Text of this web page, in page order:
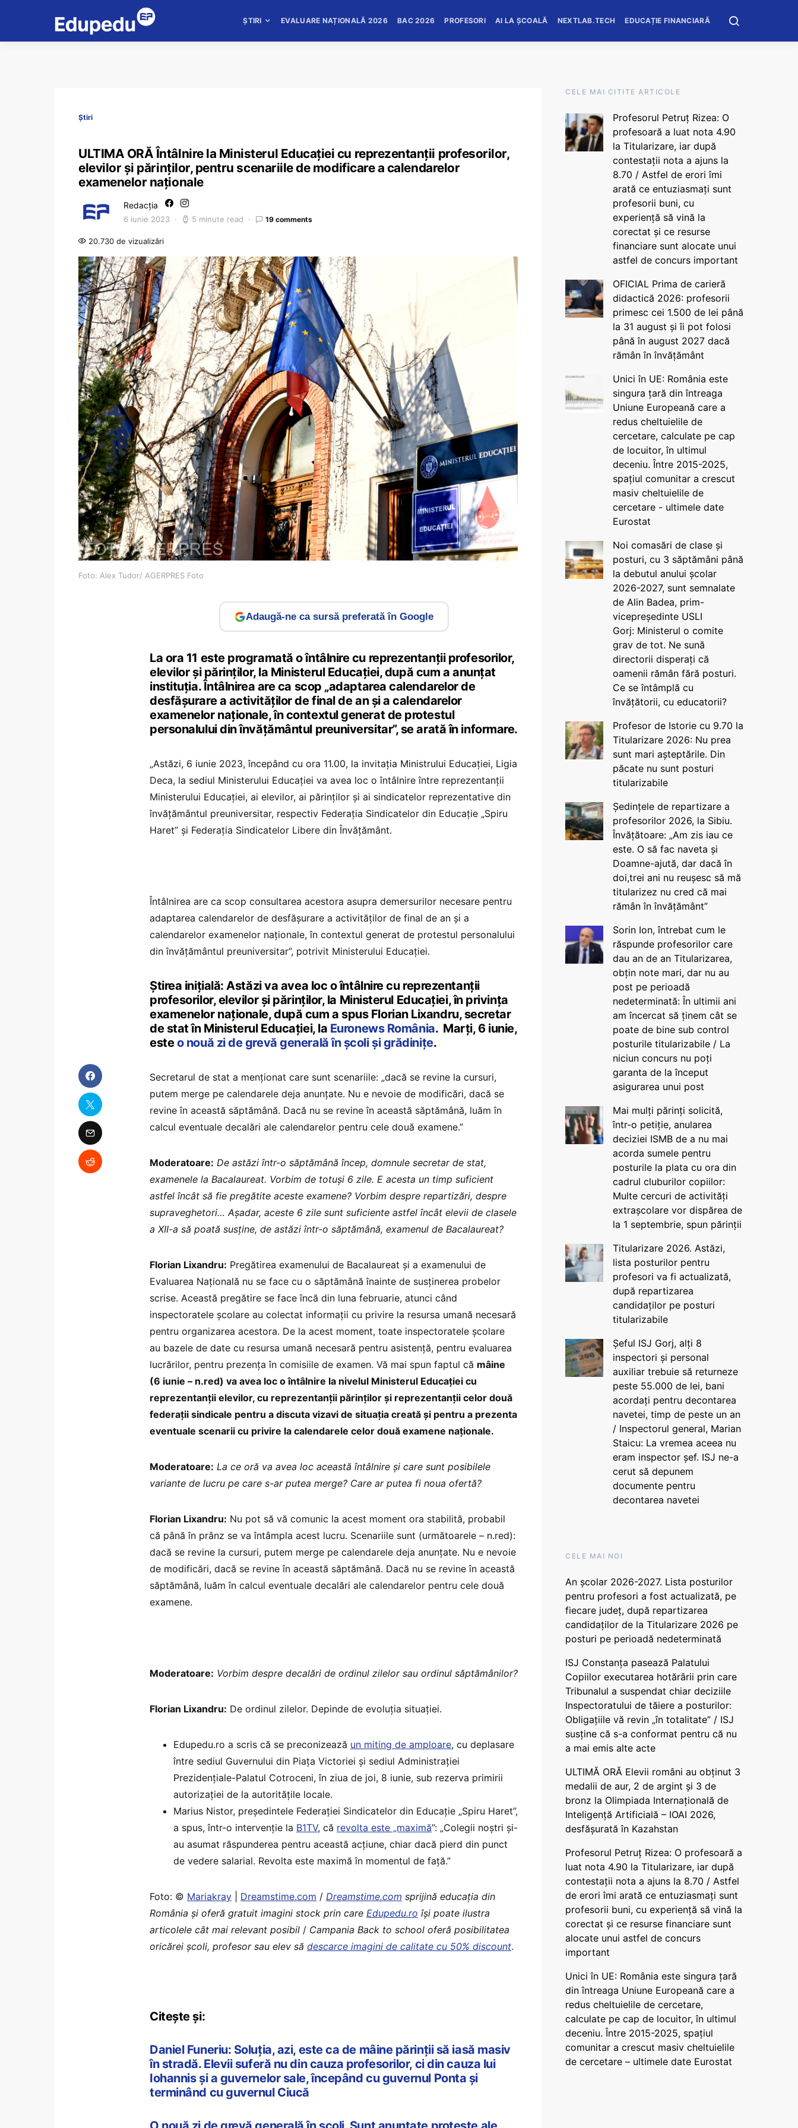
ȘTIRI EVALUARE NAȚIONALĂ 2026 BAC 2026 PROFESORI AI LA ȘCOALĂ NEXTLAB.TECH EDUCAȚIE FINANCIARĂ
Știri
ULTIMA ORĂ Întâlnire la Ministerul Educației cu reprezentanții profesorilor,
elevilor și părinților, pentru scenariile de modificare a calendarelor
examenelor naționale
Redacția
6 iunie 2023 5 minute read 19 comments
20.730 de vizualizări
Foto: Alex Tudor/ AGERPRES Foto
Adaugă-ne ca sursă preferată în Google
La ora 11 este programată o întâlnire cu reprezentanții profesorilor,
elevilor și părinților, la Ministerul Educației, după cum a anunțat
instituția. Întâlnirea are ca scop „adaptarea calendarelor de
desfășurare a activităților de final de an și a calendarelor
examenelor naționale, în contextul generat de protestul
personalului din învățământul preuniversitar”, se arată în informare.
„Astăzi, 6 iunie 2023, începând cu ora 11.00, la invitația Ministrului Educației, Ligia
Deca, la sediul Ministerului Educației va avea loc o întâlnire între reprezentanții
Ministerului Educației, ai elevilor, ai părinților și ai sindicatelor reprezentative din
învățământul preuniversitar, respectiv Federația Sindicatelor din Educație „Spiru
Haret” și Federația Sindicatelor Libere din Învățământ.
Întâlnirea are ca scop consultarea acestora asupra demersurilor necesare pentru
adaptarea calendarelor de desfășurare a activităților de final de an și a
calendarelor examenelor naționale, în contextul generat de protestul personalului
din învățământul preuniversitar”, potrivit Ministerului Educației.
Știrea inițială: Astăzi va avea loc o întâlnire cu reprezentanții
profesorilor, elevilor și părinților, la Ministerul Educației, în privința
examenelor naționale, după cum a spus Florian Lixandru, secretar
de stat în Ministerul Educației, la Euronews România. Marți, 6 iunie,
esteo nouă zi de grevă generală în școli și grădinițe.
Secretarul de stat a menționat care sunt scenariile: „dacă se revine la cursuri,
putem merge pe calendarele deja anunțate. Nu e nevoie de modificări, dacă se
revine în această săptămână. Dacă nu se revine în această săptămână, luăm în
calcul eventuale decalări ale calendarelor pentru cele două examene.”
Moderatoare: De astăzi într-o săptămână încep, domnule secretar de stat,
examenele la Bacalaureat. Vorbim de totuși 6 zile. E acesta un timp suficient
astfel încât să fie pregătite aceste examene? Vorbim despre repartizări, despre
supraveghetori… Așadar, aceste 6 zile sunt suficiente astfel încât elevii de clasele
a XII-a să poată susține, de astăzi într-o săptămână, examenul de Bacalaureat?
Florian Lixandru: Pregătirea examenului de Bacalaureat și a examenului de
Evaluarea Națională nu se face cu o săptămână înainte de susținerea probelor
scrise. Această pregătire se face încă din luna februarie, atunci când
inspectoratele școlare au colectat informații cu privire la resursa umană necesară
pentru organizarea acestora. De la acest moment, toate inspectoratele școlare
au bazele de date cu resursa umană necesară pentru asistență, pentru evaluarea
lucrărilor, pentru prezența în comisiile de examen. Vă mai spun faptul că mâine
(6 iunie – n.red) va avea loc o întâlnire la nivelul Ministerul Educației cu
reprezentanții elevilor, cu reprezentanții părinților și reprezentanții celor două
federații sindicale pentru a discuta vizavi de situația creată și pentru a prezenta
eventuale scenarii cu privire la calendarele celor două examene naționale.
Moderatoare: La ce oră va avea loc această întâlnire și care sunt posibilele
variante de lucru pe care s-ar putea merge? Care ar putea fi noua ofertă?
Florian Lixandru: Nu pot să vă comunic la acest moment ora stabilită, probabil
că până în prânz se va întâmpla acest lucru. Scenariile sunt (următoarele – n.red):
dacă se revine la cursuri, putem merge pe calendarele deja anunțate. Nu e nevoie
de modificări, dacă se revine în această săptămână. Dacă nu se revine în această
săptămână, luăm în calcul eventuale decalări ale calendarelor pentru cele două
examene.
Moderatoare: Vorbim despre decalări de ordinul zilelor sau ordinul săptămânilor?
Florian Lixandru: De ordinul zilelor. Depinde de evoluția situației.
Edupedu.ro a scris că se preconizează un miting de amploare, cu deplasare
între sediul Guvernului din Piața Victoriei și sediul Administrației
Prezidențiale-Palatul Cotroceni, în ziua de joi, 8 iunie, sub rezerva primirii
autorizației de la autoritățile locale.
Marius Nistor, președintele Federației Sindicatelor din Educație „Spiru Haret”,
a spus, într-o intervenție la B1TV, că revolta este „maximă”: „Colegii noștri și-
au asumat răspunderea pentru această acțiune, chiar dacă pierd din punct
de vedere salarial. Revolta este maximă în momentul de față.”
Foto: © Mariakray Dreamstime.com / Dreamstime.com sprijină educaţia din
România şi oferă gratuit imagini stock prin care Edupedu.ro îşi poate ilustra
articolele cât mai relevant posibil / Campania Back to school oferă posibilitatea
oricărei școli, profesor sau elev să descarce imagini de calitate cu 50% discount.
Citește și:
Daniel Funeriu: Soluția, azi, este ca de mâine părinții să iasă masiv
în stradă. Elevii suferă nu din cauza profesorilor, ci din cauza lui
Iohannis și a guvernelor sale, începând cu guvernul Ponta și
terminând cu guvernul Ciucă
CELE MAI CITITE ARTICOLE
Profesorul Petruț Rizea: O
profesoară a luat nota 4.90
la Titularizare, iar după
contestații nota a ajuns la
8.70 / Astfel de erori îmi
arată ce entuziasmați sunt
profesorii buni, cu
experiență să vină la
corectat și ce resurse
financiare sunt alocate unui
astfel de concurs important
OFICIAL Prima de carieră
didactică 2026: profesorii
primesc cei 1.500 de lei până
la 31 august și îi pot folosi
până în august 2027 dacă
rămân în învățământ
Unici în UE: România este
singura țară din întreaga
Uniune Europeană care a
redus cheltuielile de
cercetare, calculate pe cap
de locuitor, în ultimul
deceniu. Între 2015-2025,
spațiul comunitar a crescut
masiv cheltuielile de
cercetare - ultimele date
Eurostat
Noi comasări de clase și
posturi, cu 3 săptămâni până
la debutul anului școlar
2026-2027, sunt semnalate
de Alin Badea, prim-
vicepreședinte USLI
Gorj: Ministerul o comite
grav de tot. Ne sună
directorii disperați că
oamenii rămân fără posturi.
Ce se întâmplă cu
învățătorii, cu educatorii?
Profesor de Istorie cu 9.70 la
Titularizare 2026: Nu prea
sunt mari așteptările. Din
păcate nu sunt posturi
titularizabile
Ședințele de repartizare a
profesorilor 2026, la Sibiu.
Învățătoare: „Am zis iau ce
este. O să fac naveta și
Doamne-ajută, dar dacă în
doi,trei ani nu reușesc să mă
titularizez nu cred că mai
rămân în învățământ”
Sorin Ion, întrebat cum le
răspunde profesorilor care
dau an de an Titularizarea,
obțin note mari, dar nu au
post pe perioadă
nedeterminată: În ultimii ani
am încercat să ținem cât se
poate de bine sub control
posturile titularizabile / La
niciun concurs nu poți
garanta de la început
asigurarea unui post
Mai mulți părinți solicită,
într-o petiție, anularea
deciziei ISMB de a nu mai
acorda sumele pentru
posturile la plata cu ora din
cadrul cluburilor copiilor:
Multe cercuri de activități
extrașcolare vor dispărea de
la 1 septembrie, spun părinții
Titularizare 2026. Astăzi,
lista posturilor pentru
profesori va fi actualizată,
după repartizarea
candidaților pe posturi
titularizabile
Șeful ISJ Gorj, alți 8
inspectori și personal
auxiliar trebuie să returneze
peste 55.000 de lei, bani
acordați pentru decontarea
navetei, timp de peste un an
/ Inspectorul general, Marian
Staicu: La vremea aceea nu
eram inspector șef. ISJ ne-a
cerut să depunem
documente pentru
decontarea navetei
CELE MAI NOI
An școlar 2026-2027. Lista posturilor
pentru profesori a fost actualizată, pe
fiecare județ, după repartizarea
candidaților de la Titularizare 2026 pe
posturi pe perioadă nedeterminată
ISJ Constanța pasează Palatului
Copiilor executarea hotărârii prin care
Tribunalul a suspendat chiar deciziile
Inspectoratului de tăiere a posturilor:
Obligațiile vă revin „în totalitate” / ISJ
susține că s-a conformat pentru că nu
a mai emis alte acte
ULTIMĂ ORĂ Elevii români au obținut 3
medalii de aur, 2 de argint și 3 de
bronz la Olimpiada Internațională de
Inteligență Artificială – IOAI 2026,
desfășurată în Kazahstan
Profesorul Petruț Rizea: O profesoară a
luat nota 4.90 la Titularizare, iar după
contestații nota a ajuns la 8.70 / Astfel
de erori îmi arată ce entuziasmați sunt
profesorii buni, cu experiență să vină la
corectat și ce resurse financiare sunt
alocate unui astfel de concurs
important
Unici în UE: România este singura țară
din întreaga Uniune Europeană care a
redus cheltuielile de cercetare,
calculate pe cap de locuitor, în ultimul
deceniu. Între 2015-2025, spațiul
comunitar a crescut masiv cheltuielile
de cercetare – ultimele date Eurostat